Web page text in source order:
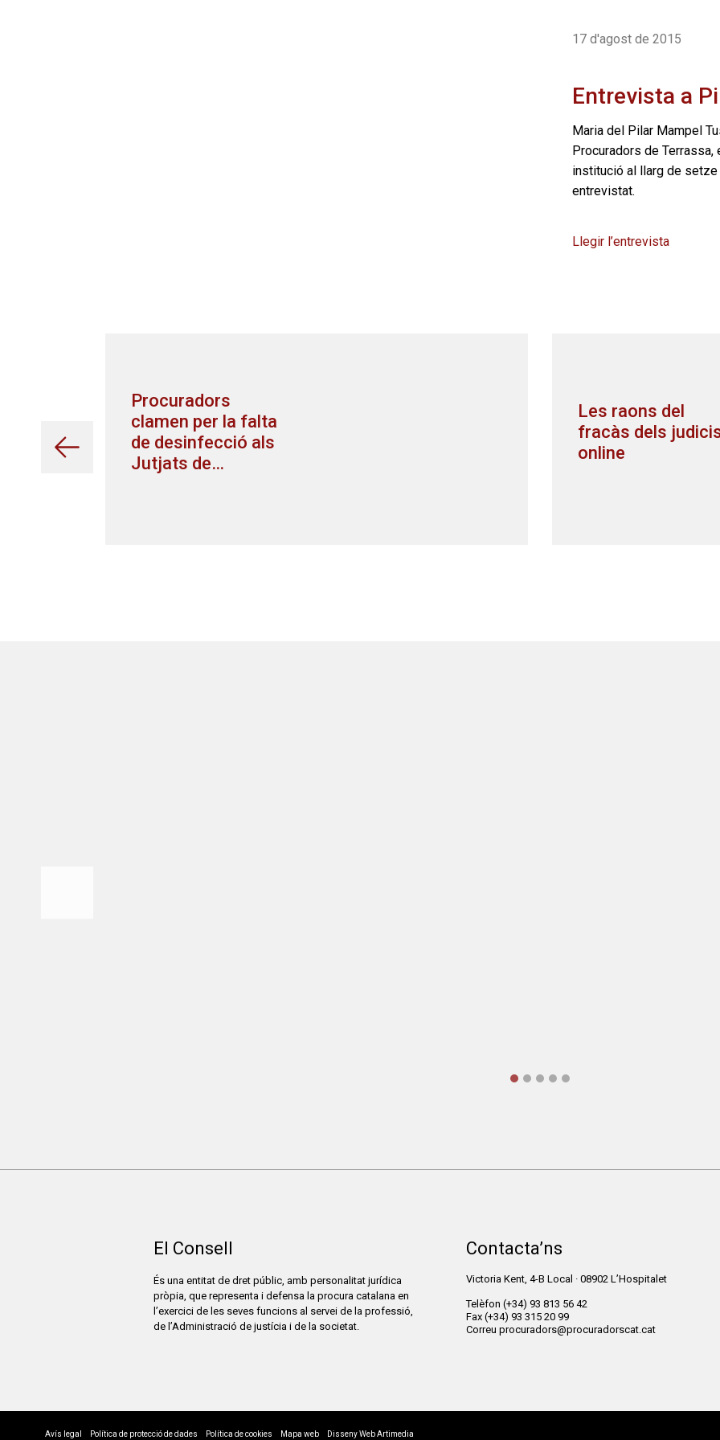
17 d'agost de 2015
Entrevista a
Maria del Pilar Mampel
Procuradors de Terrassa,
institució al llarg de setze
entrevistat.
Llegir l’entrevista
Procuradors
clamen per la falta
de desinfecció als
Jutjats de
Les raons del
fracàs dels
online
El Consell
És una entitat de dret públic, amb personalitat jurídica
pròpia, que representa i defensa la procura catalana en
l’exercici de les seves funcions al servei de la professió,
de l’Administració de justícia i de la societat.
Contacta’ns
Victoria Kent, 4-B Local · 08902 L’Hospitalet
Telèfon (+34) 93 813 56 42
Fax (+34) 93 315 20 99
Correu procuradors@procuradorscat.cat
Avís legal Política de protecció de dades Política de cookies Mapa web Disseny Web Artimedia